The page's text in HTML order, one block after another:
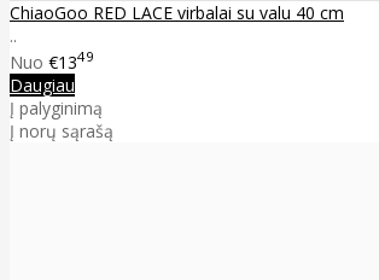
ChiaoGoo RED LACE virbalai su valu 40 cm
..
Nuo €1349
Daugiau
Į palyginimą
Į norų sąrašą